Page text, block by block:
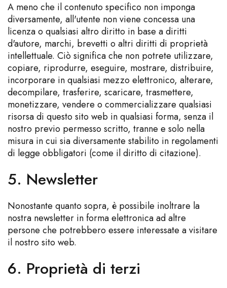
A meno che il contenuto specifico non imponga
diversamente, all'utente non viene concessa una
licenza o qualsiasi altro diritto in base a diritti
d'autore, marchi, brevetti o altri diritti di proprietà
intellettuale. Ciò significa che non potrete utilizzare,
copiare, riprodurre, eseguire, mostrare, distribuire,
incorporare in qualsiasi mezzo elettronico, alterare,
decompilare, trasferire, scaricare, trasmettere,
monetizzare, vendere o commercializzare qualsiasi
risorsa di questo sito web in qualsiasi forma, senza il
nostro previo permesso scritto, tranne e solo nella
misura in cui sia diversamente stabilito in regolamenti
di legge obbligatori (come il diritto di citazione).
5. Newsletter
Nonostante quanto sopra, è possibile inoltrare la
nostra newsletter in forma elettronica ad altre
persone che potrebbero essere interessate a visitare
il nostro sito web.
6. Proprietà di terzi